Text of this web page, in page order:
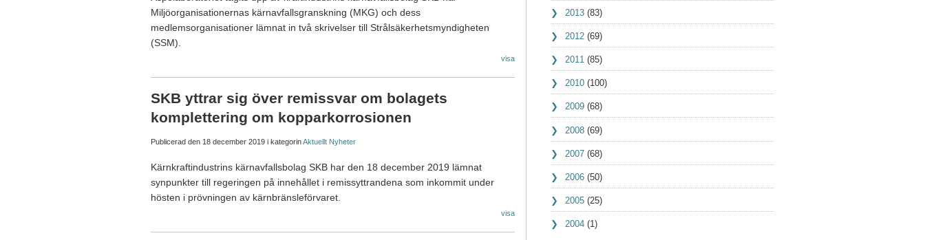
Miljöorganisationernas kärnavfallsgranskning (MKG) och dess
medlemsorganisationer lämnat in två skrivelser till Strålsäkerhetsmyndigheten
(SSM).
visa
SKB yttrar sig över remissvar om bolagets
komplettering om kopparkorrosionen
Publicerad den 18 december 2019 i kategorinAktuellt Nyheter
Kärnkraftindustrins kärnavfallsbolag SKB har den 18 december 2019 lämnat
synpunkter till regeringen på innehållet i remissyttrandena som inkommit under
hösten i prövningen av kärnbränsleförvaret.
visa
2013 (83)
2012 (69)
2011 (85)
2010 (100)
2009 (68)
2008 (69)
2007 (68)
2006 (50)
2005 (25)
2004 (1)